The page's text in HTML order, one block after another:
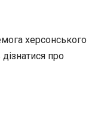
херсонського
про